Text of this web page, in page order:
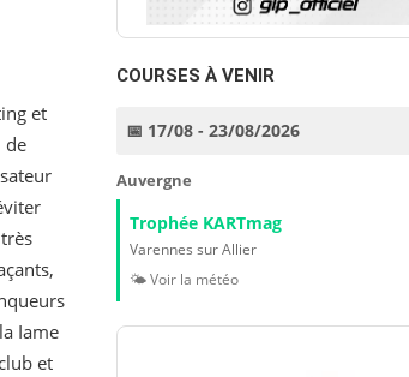
et
de
Iame
et
COURSES À VENIR
📅 17/08 - 23/08/2026
Auvergne
Trophée KARTmag
Varennes sur Allier
🌤️ Voir la météo